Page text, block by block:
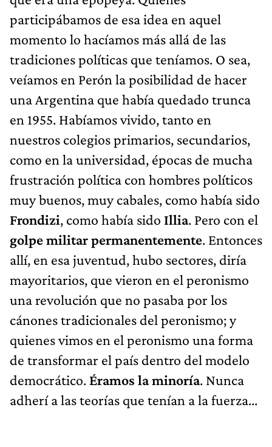
participábamos de esa idea en aquel
momento lo hacíamos más allá de las
tradiciones políticas que teníamos. O sea,
veíamos en Perón la posibilidad de hacer
una Argentina que había quedado trunca
en 1955. Habíamos vivido, tanto en
nuestros colegios primarios, secundarios,
como en la universidad, épocas de mucha
frustración política con hombres políticos
muy buenos, muy cabales, como había sido
Frondizi, como había sido Illia. Pero con el
golpe militar permanentemente. Entonces
allí, en esa juventud, hubo sectores, diría
mayoritarios, que vieron en el peronismo
una revolución que no pasaba por los
cánones tradicionales del peronismo; y
quienes vimos en el peronismo una forma
de transformar el país dentro del modelo
democrático. Éramos la minoría. Nunca
adherí a las teorías que tenían a la fuerza...